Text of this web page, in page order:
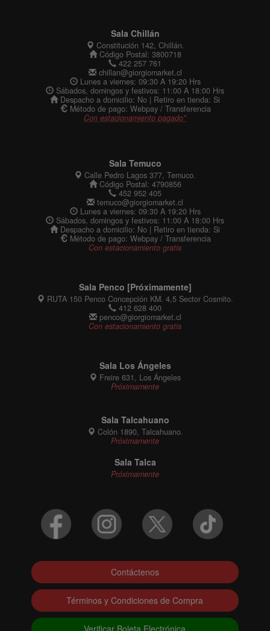
Sala Chillán
Constitución 142, Chillán.
Código Postal: 3800718
422 257 761
chillan@giorgiomarket.cl
Lunes a viernes: 09:30 A 19:20 Hrs
Sábados, domingos y festivos: 11:00 A 18:00 Hrs
Despacho a domicilio: No | Retiro en tienda: Si
Método de pago: Webpay / Transferencia
Con estacionamiento pagado*
Sala Temuco
Calle Pedro Lagos 377, Temuco.
Código Postal: 4790856
452 952 405
temuco@giorgiomarket.cl
Lunes a viernes: 09:30 A 19:20 Hrs
Sábados, domingos y festivos: 11:00 A 18:00 Hrs
Despacho a domicilio: No | Retiro en tienda: Si
Método de pago: Webpay / Transferencia
Con estacionamiento gratis
Sala Penco [Próximamente]
RUTA 150 Penco Concepción KM. 4,5 Sector Cosmito.
412 628 400
penco@giorgiomarket.cl
Con estacionamiento gratis
Sala Los Ángeles
Freire 631, Los Ángeles
Próximamente
Sala Talcahuano
Colón 1890, Talcahuano.
Próximamente
Sala Talca
Próximamente
Contáctenos
Términos y Condiciones de Compra
Verificar Boleta Electrónica